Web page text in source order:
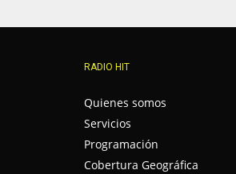
RADIO HIT
Quienes somos
Servicios
Programación
Cobertura Geográfica